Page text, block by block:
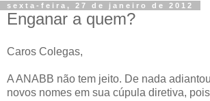
sexta-feira, 27 de janeiro de 2012
Enganar a quem?
Caros Colegas,
A ANABB não tem jeito. De nada
novos nomes em sua cúpula diretiva,